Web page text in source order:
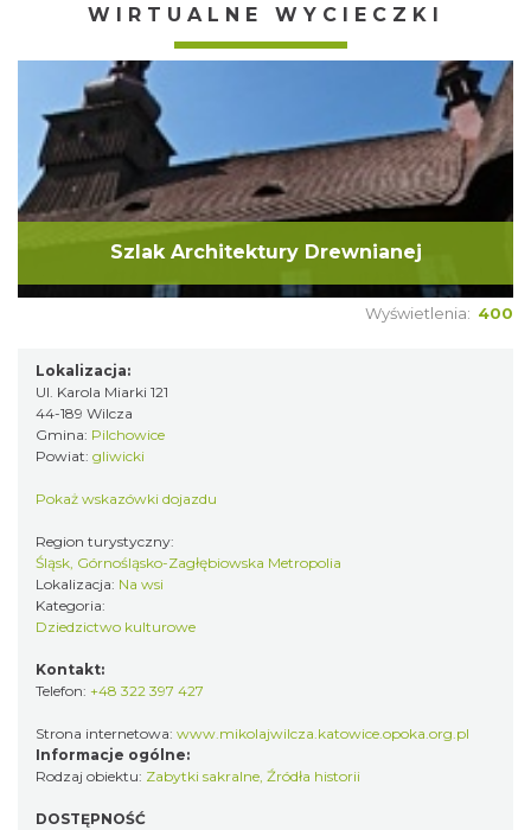
WIRTUALNE WYCIECZKI
Szlak Architektury Drewnianej
Wyświetlenia: 400
Lokalizacja:
Ul. Karola Miarki 121
44-189 Wilcza
Gmina: Pilchowice
Powiat: gliwicki
Pokaż wskazówki dojazdu
Region turystyczny:
Śląsk, Górnośląsko-Zagłębiowska Metropolia
Lokalizacja: Na wsi
Kategoria:
Dziedzictwo kulturowe
Kontakt:
Telefon: +48 322 397 427
Strona internetowa: www.mikolajwilcza.katowice.opoka.org.pl
Informacje ogólne:
Rodzaj obiektu: Zabytki sakralne, Źródła historii
DOSTĘPNOŚĆ